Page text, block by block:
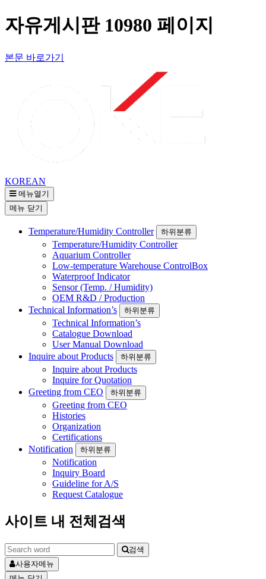
자유게시판 10980 페이지
본문 바로가기
KOREAN
메뉴열기
메뉴 닫기
Temperature/Humidity Controller 하위분류
Temperature/Humidity Controller
Aquarium Controller
Low-temperature Warehouse ControlBox
Waterproof Indicator
Sensor (Temp. / Humidity)
OEM R&D / Production
Technical Information’s
하위분류
Technical Information’s
Catalogue Download
User Manual Download
Inquire about Products
하위분류
Inquire about Products
Inquire for Quotation
Greeting from CEO
하위분류
Greeting from CEO
Histories
Organization
Certifications
Notification
하위분류
Notification
Inquiry Board
Guideline for A/S
Request Catalogue
사이트 내 전체검색
검색
사용자메뉴